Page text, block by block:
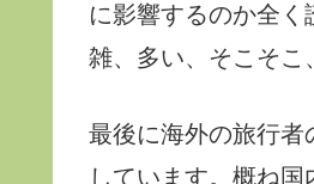
に影響するのか全
雑、多い、そこそこ
最後に海外の旅行
しています。概ね